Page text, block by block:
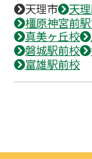
天理市 天
橿原神宮前
真美ヶ丘校
磐城駅前校
富雄駅前校